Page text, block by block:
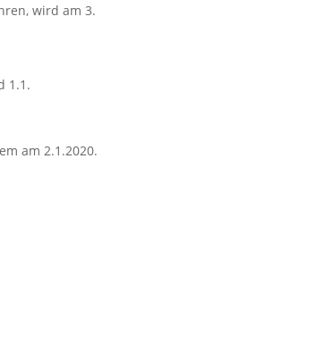
wird am 3.
1.1.
am 2.1.2020.